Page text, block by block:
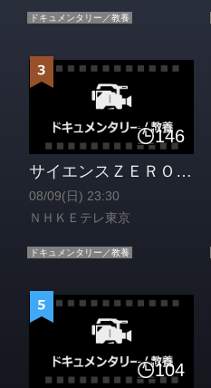
ドキュメンタリー／教養
146
サイエンスＺＥＲＯ 医療・防災・脳の解明につながる！？ゴカイスーパーパワー[解][字]
08/09(日) 23:30
ＮＨＫＥテレ東京
ドキュメンタリー／教養
104